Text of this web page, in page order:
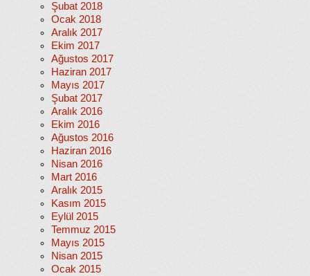
Şubat 2018
Ocak 2018
Aralık 2017
Ekim 2017
Ağustos 2017
Haziran 2017
Mayıs 2017
Şubat 2017
Aralık 2016
Ekim 2016
Ağustos 2016
Haziran 2016
Nisan 2016
Mart 2016
Aralık 2015
Kasım 2015
Eylül 2015
Temmuz 2015
Mayıs 2015
Nisan 2015
Ocak 2015